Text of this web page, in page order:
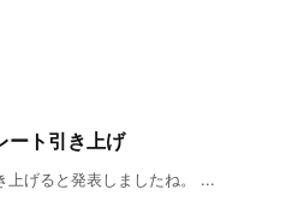
ート引き上げ
げると発表しましたね。 ...